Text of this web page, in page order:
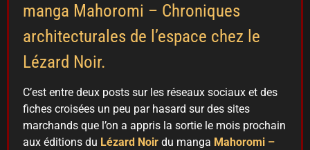
manga Mahoromi – Chroniques
architecturales de l’espace chez le
Lézard Noir.
C’est entre deux posts sur les réseaux sociaux et des
fiches croisées un peu par hasard sur des sites
marchands que l’on a appris la sortie le mois prochain
aux éditions du Lézard Noir du manga Mahoromi –